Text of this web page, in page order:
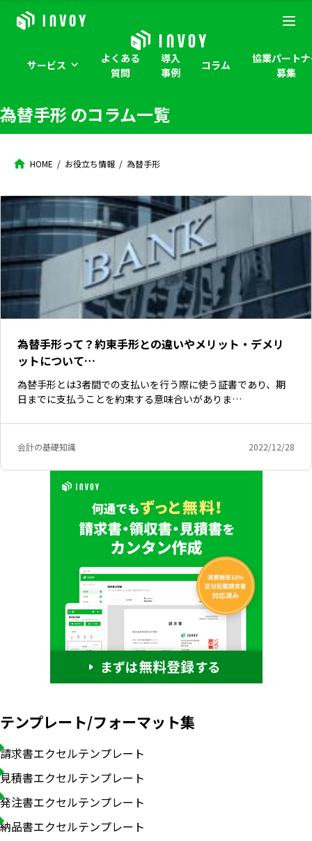
サービス
よくある
質問
導入
事例
コラム
協業パート
募集
為替手形 のコラム一覧
HOME お役立ち情報 為替手形
為替手形って？約束手形との違いやメリット・デメリ
ットについて…
為替手形とは3者間での支払いを行う際に使う証書であり、期
日までに支払うことを約束する意味合いがありま…
会計の基礎知識 2022/12/28
テンプレート/フォーマット集
請求書エクセルテンプレート
見積書エクセルテンプレート
発注書エクセルテンプレート
納品書エクセルテンプレート